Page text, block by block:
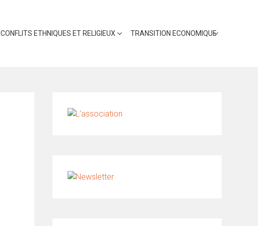
CONFLITS ETHNIQUES ET RELIGIEUX TRANSITION ECONOMIQUE